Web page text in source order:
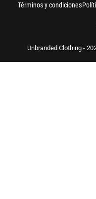
Términos y condiciones
Unbranded Clothing -